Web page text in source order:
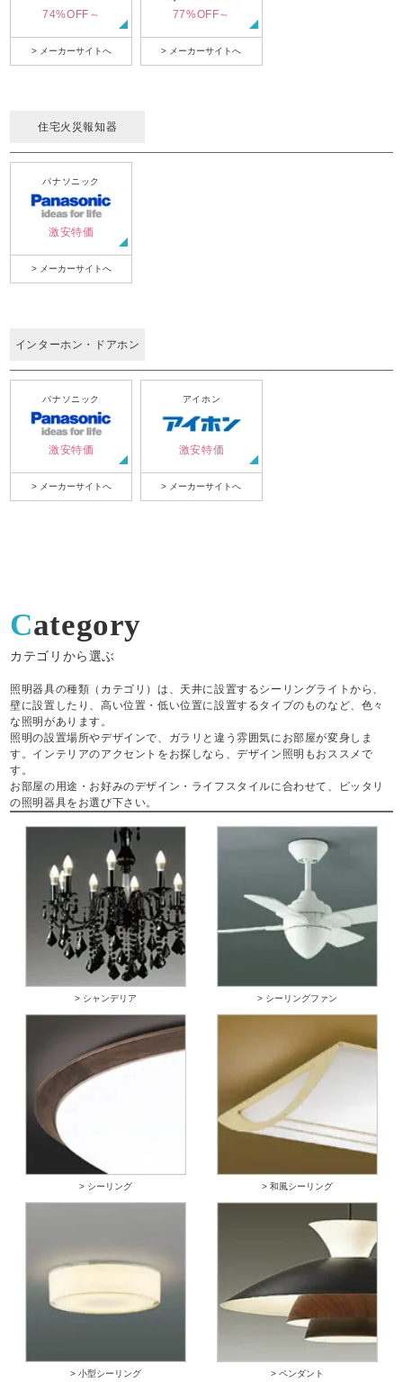
74%OFF～
> メーカーサイトへ
77%OFF～
> メーカーサイトへ
住宅火災報知器
パナソニック
激安特価
> メーカーサイトへ
インターホン・ドアホン
パナソニック
激安特価
> メーカーサイトへ
アイホン
激安特価
> メーカーサイトへ
Category
カテゴリから選ぶ
照明器具の種類（カテゴリ）は、天井に設置するシーリングライトから、
壁に設置したり、高い位置・低い位置に設置するタイプのものなど、色々
な照明があります。
照明の設置場所やデザインで、ガラリと違う雰囲気にお部屋が変身しま
す。インテリアのアクセントをお探しなら、デザイン照明もおススメで
す。
お部屋の用途・お好みのデザイン・ライフスタイルに合わせて、ピッタリ
の照明器具をお選び下さい。
> シャンデリア > シーリングファン
> シーリング > 和風シーリング
> 小型シーリング > ペンダント